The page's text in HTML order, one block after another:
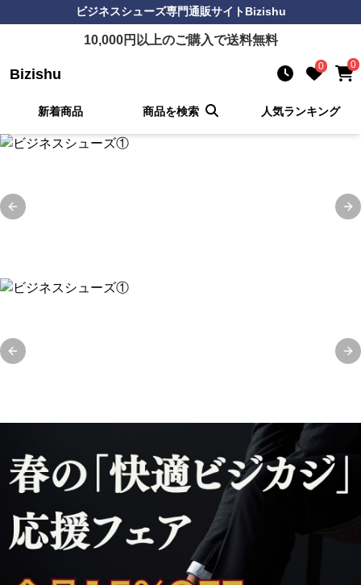
ビジネスシューズ専門通販サイトBizishu
10,000円以上のご購入で送料無料
Bizishu 0 0
新着商品 商品を検索 人気ランキング
Previous slide
Previous slide